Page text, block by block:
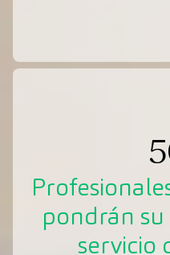
pondrán
servicio